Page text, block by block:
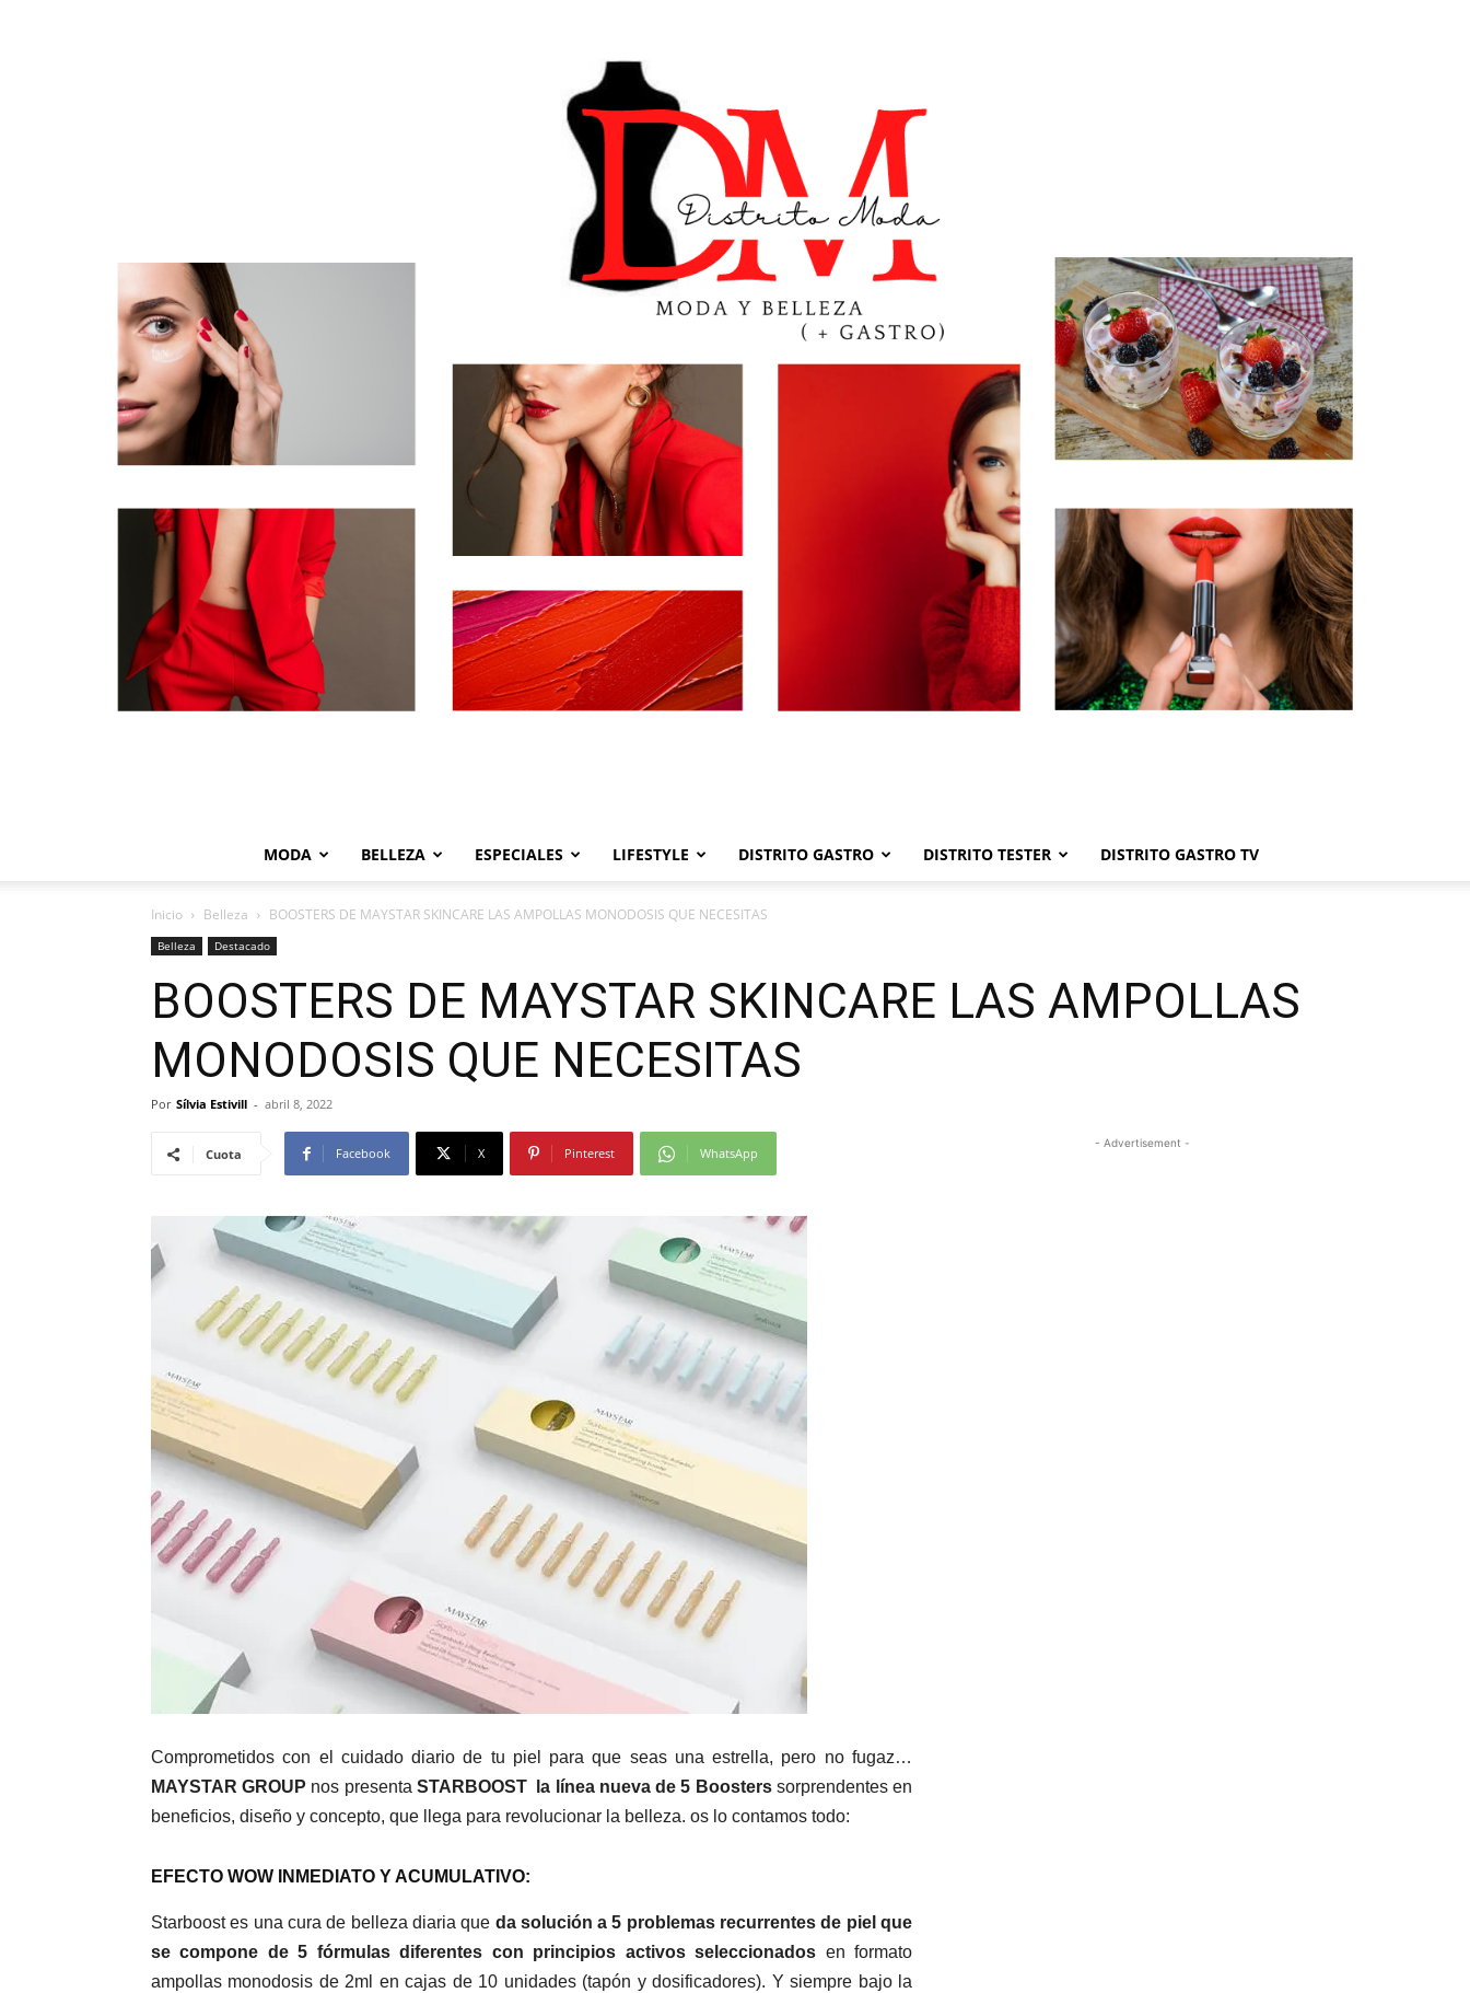
Moda
Gastro
MODA BELLEZA ESPECIALES LIFESTYLE DISTRITO GASTRO DISTRITO TESTER DISTRITO GASTRO TV
Inicio Belleza BOOSTERS DE MAYSTAR SKINCARE LAS AMPOLLAS MONODOSIS QUE NECESITAS
Belleza Destacado
BOOSTERS DE MAYSTAR SKINCARE LAS AMPOLLAS
MONODOSIS QUE NECESITAS
Por Sílvia Estivill - abril 8, 2022
Cuota Facebook X Pinterest WhatsApp
Comprometidos con el cuidado diario de tu piel para que seas una estrella, pero no fugaz…
MAYSTAR GROUP nos presenta STARBOOST la línea nueva de 5 Boosterssorprendentes en
beneficios, diseño y concepto, que llega para revolucionar la belleza. os lo contamos todo:
EFECTO WOW INMEDIATO Y ACUMULATIVO:
Starboost es una cura de belleza diaria que da solución a 5 problemas recurrentes de piel que
se compone de 5 fórmulas diferentes con principios activos seleccionados en formato
ampollas monodosis de 2ml en cajas de 10 unidades (tapón y dosificadores). Y siempre bajo la
- Advertisement -